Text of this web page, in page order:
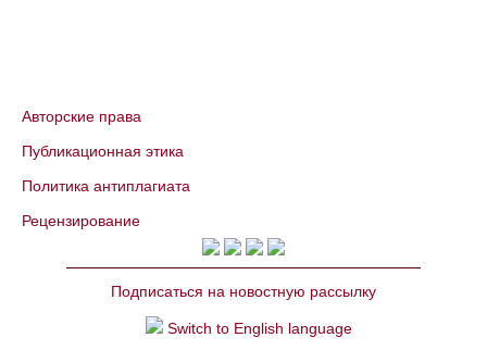
Авторские права
Публикационная этика
Политика антиплагиата
Рецензирование
Подписаться на новостную рассылку
Switch to English language